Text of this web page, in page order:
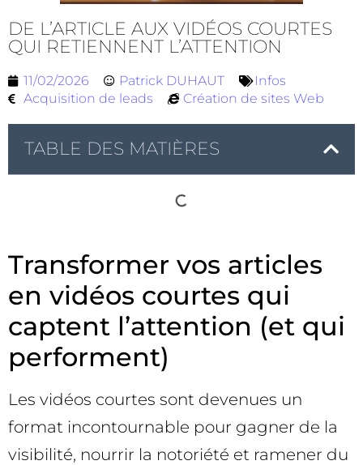
DE L’ARTICLE AUX VIDÉOS COURTES
QUI RETIENNENT L’ATTENTION
11/02/2026 Patrick DUHAUT
Infos
Acquisition de leads
Création de sites Web
TABLE DES MATIÈRES
Transformer vos articles
en vidéos courtes qui
captent l’attention (et qui
performent)
Les vidéos courtes sont devenues un
format incontournable pour gagner de la
visibilité, nourrir la notoriété et ramener du